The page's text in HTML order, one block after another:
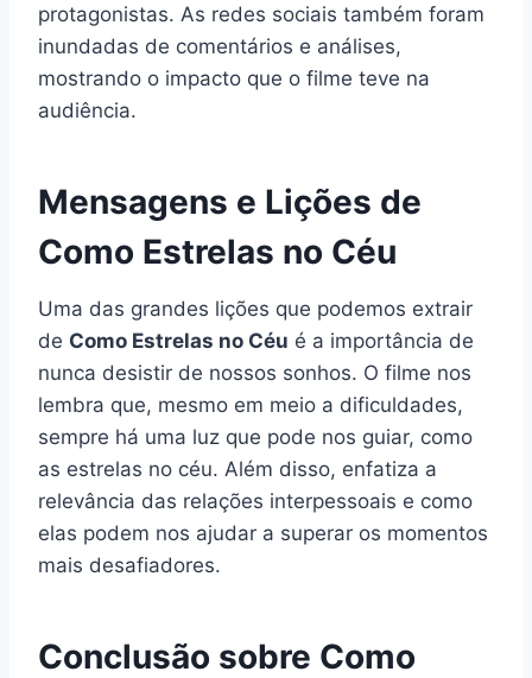
protagonistas. As redes sociais também foram
inundadas de comentários e análises,
mostrando o impacto que o filme teve na
audiência.
Mensagens e Lições de
Como Estrelas no Céu
Uma das grandes lições que podemos extrair
de Como Estrelas no Céu é a importância de
nunca desistir de nossos sonhos. O filme nos
lembra que, mesmo em meio a dificuldades,
sempre há uma luz que pode nos guiar, como
as estrelas no céu. Além disso, enfatiza a
relevância das relações interpessoais e como
elas podem nos ajudar a superar os momentos
mais desafiadores.
Conclusão sobre Como